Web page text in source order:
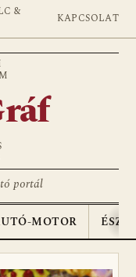
&
KAPCSOLAT
portál
MOTOR